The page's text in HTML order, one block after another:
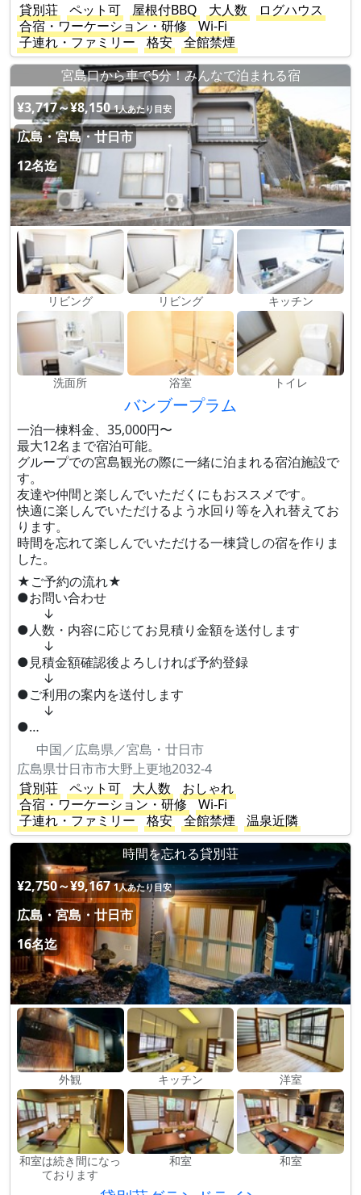
貸別荘
ペット可 屋根付BBQ 大人数
ログハウス
合宿・ワーケーション・研修
Wi-Fi
子連れ・ファミリー
格安
全館禁煙
宮島口から車で5分！みんなで泊まれる宿
¥3,717～¥8,150 1人あたり目安
広島・宮島・廿日市
12名迄
リビング リビング キッチン
洗面所 浴室 トイレ
バンブープラム
一泊一棟料金、35,000円〜
最大12名まで宿泊可能。
グループでの宮島観光の際に一緒に泊まれる宿泊施設で
す。
友達や仲間と楽しんでいただくにもおススメです。
快適に楽しんでいただけるよう水回り等を入れ替えてお
ります。
時間を忘れて楽しんでいただける一棟貸しの宿を作りま
した。
★ご予約の流れ★
●お問い合わせ
↓
●人数・内容に応じてお見積り金額を送付します
↓
●見積金額確認後よろしければ予約登録
↓
●ご利用の案内を送付します
↓
●…
中国／広島県／宮島・廿日市
広島県廿日市市大野上更地2032-4
貸別荘
ペット可 大人数
おしゃれ
合宿・ワーケーション・研修
Wi-Fi
子連れ・ファミリー
格安 全館禁煙
温泉近隣
時間を忘れる貸別荘
¥2,750～¥9,167 1人あたり目安
広島・宮島・廿日市
16名迄
外観 キッチン 洋室
和室は続き間になっ
ております
和室 和室